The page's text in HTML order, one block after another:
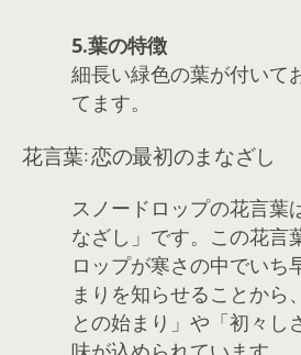
5.葉の特徴
細長い緑色の葉が付いて
てます。
花言葉: 恋の最初のまなざし
スノードロップの花言葉
なざし」です。この花言
ロップが寒さの中でいち
まりを知らせることから
との始まり」や「初々し